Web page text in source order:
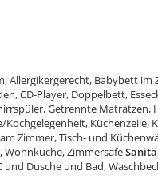
Allergikergerecht, Babybett im
CD-Player, Doppelbett,
Getrennte Matratzen,
Küchenzeile,
Zimmer, Tisch- und
Wohnküche, Zimmersafe
Dusche und Bad,